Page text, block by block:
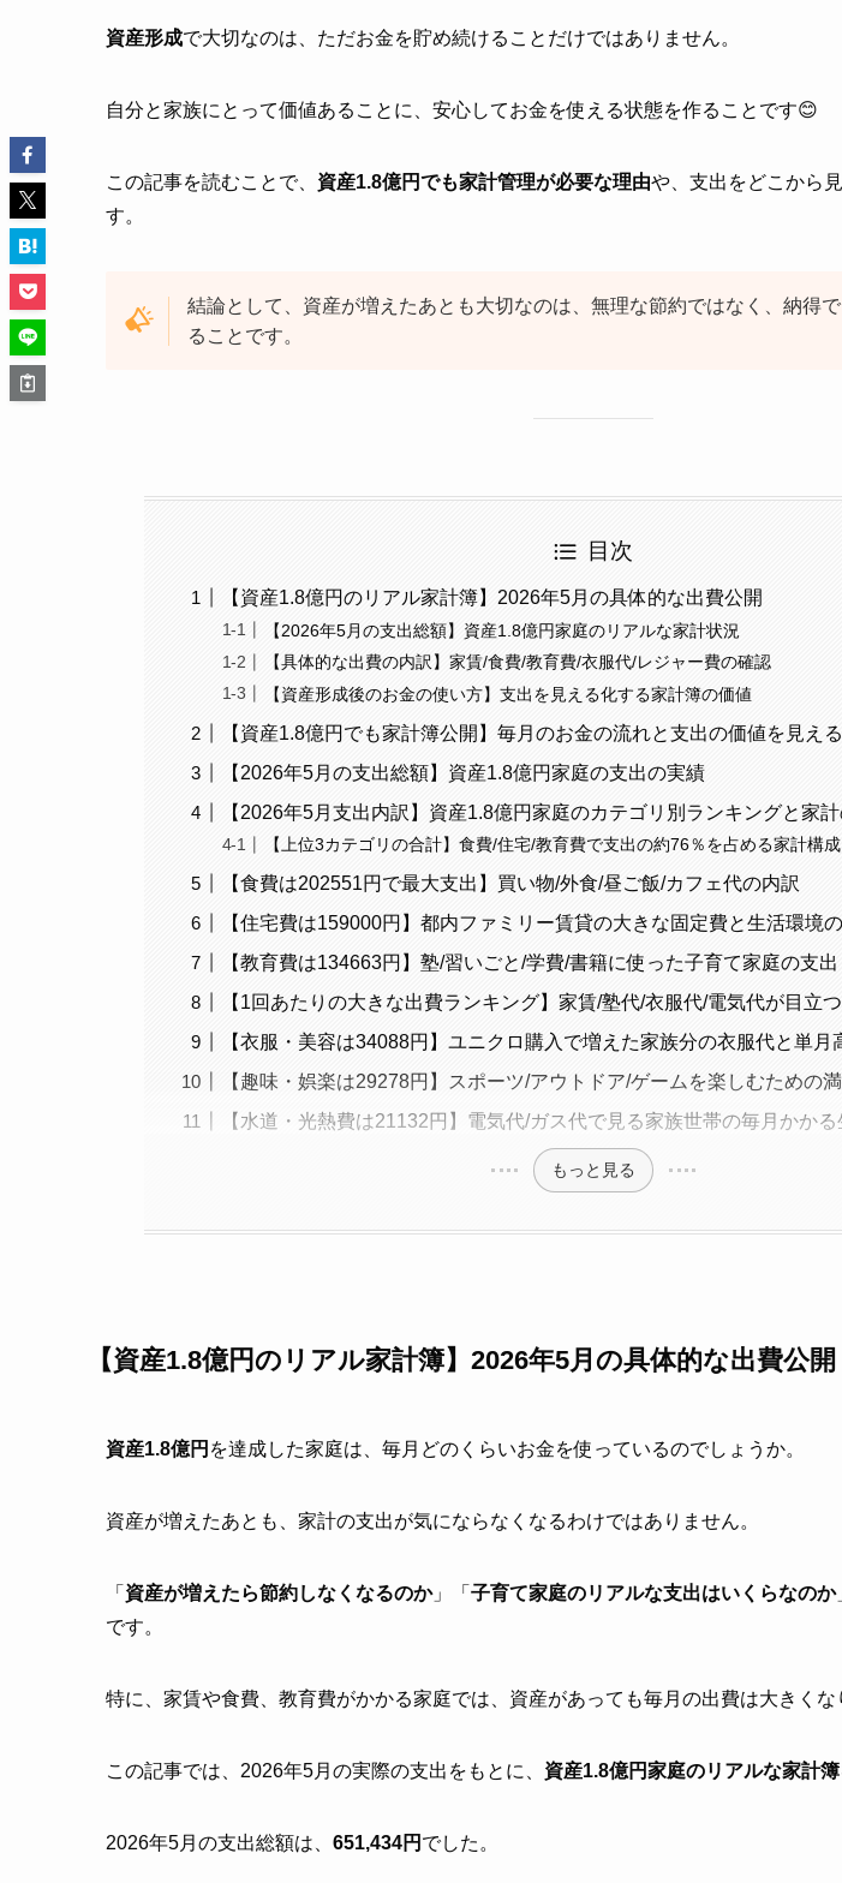
資産形成で大切なのは、ただお金を貯め続けることだけではありません。
自分と家族にとって価値あることに、安心してお金を使える状態を作ることです😊
この記事を読むことで、 資産1.8億円でも家計管理が必要な理由や、支出をどこから
す。
結論として、資産が増えたあとも大切なのは、無理な節約ではなく、納得
ることです。
目次
【資産1.8億円のリアル家計簿】2026年5月の具体的な出費公開
【2026年5月の支出総額】資産1.8億円家庭のリアルな家計状況
【具体的な出費の内訳】家賃/食費/教育費/衣服代/レジャー費の確認
【資産形成後のお金の使い方】支出を見える化する家計簿の価値
【資産1.8億円でも家計簿公開】毎月のお金の流れと支出の価値を見え
【2026年5月の支出総額】資産1.8億円家庭の支出の実績
【2026年5月支出内訳】資産1.8億円家庭のカテゴリ別ランキングと家
【上位3カテゴリの合計】食費/住宅/教育費で支出の約76％を占める家計構成
【食費は202551円で最大支出】買い物/外食/昼ご飯/カフェ代の内訳
【住宅費は159000円】都内ファミリー賃貸の大きな固定費と生活環境
【教育費は134663円】塾/習いごと/学費/書籍に使った子育て家庭の支出
【1回あたりの大きな出費ランキング】家賃/塾代/衣服代/電気代が目立
【衣服・美容は34088円】ユニクロ購入で増えた家族分の衣服代と単月
【趣味・娯楽は29278円】スポーツ/アウトドア/ゲームを楽しむための
【水道・光熱費は21132円】電気代/ガス代で見る家族世帯の毎月かかる
もっと見る
【資産1.8億円のリアル家計簿】2026年5月の具体的な出費公開
資産1.8億円 を達成した家庭は、毎月どのくらいお金を使っているのでしょうか。
資産が増えたあとも、家計の支出が気にならなくなるわけではありません。
「 資産が増えたら節約しなくなるのか」「 子育て家庭のリアルな支出はいくらなのか
です。
特に、家賃や食費、教育費がかかる家庭では、資産があっても毎月の出費は大きくな
この記事では、2026年5月の実際の支出をもとに、 資産1.8億円家庭のリアルな家計簿
2026年5月の支出総額は、 651,434円 でした。